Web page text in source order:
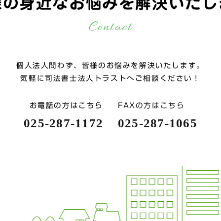
身近なお悩みを解決いた
Contact
個人法人問わず、皆様のお悩みを解決いたします。
気軽に司法書士法人トラストへご相談ください！
お電話の方はこちら
025-287-1172
FAXの方はこちら
025-287-1065